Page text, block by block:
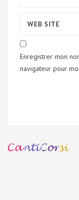
Enregistrer mon
navigateur pour